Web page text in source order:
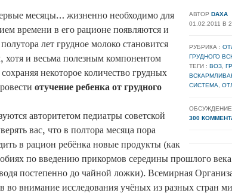
АВТОР DAXA
01.02.2011 В
РУБРИКА :
ГРУДНОГО
ТЕГИ : ВОЗ
СИСТЕМА
ОБСУЖДЕНИЕ
300
месяцы… жизненно необходимо для
времени в его рационе появляются и
лет грудное молоко становится
хотя и весьма полезным компонентом
некоторое количество грудных
отучение ребенка от грудного
авторитетом педиатры советской
вас, что в полтора месяца пора
в рацион ребёнка новые продукты (как
по введению прикормов середины прошлого
постепенно до чайной ложки). Всемирная
во внимание исследования учёных из разных стран